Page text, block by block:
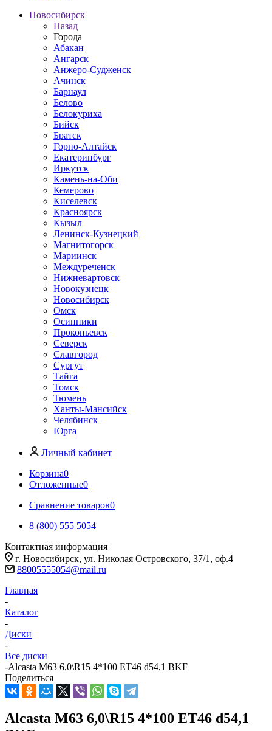
Новосибирск
Назад
Города
Абакан
Ангарск
Анжеро-Судженск
Ачинск
Барнаул
Белово
Белокуриха
Бийск
Братск
Горно-Алтайск
Екатеринбург
Иркутск
Камень-на-Оби
Кемерово
Киселевск
Красноярск
Кызыл
Ленинск-Кузнецкий
Магнитогорск
Мариинск
Междуреченск
Нижневартовск
Новокузнецк
Новосибирск
Омск
Осинники
Прокопьевск
Северск
Славгород
Сургут
Тайга
Томск
Тюмень
Ханты-Мансийск
Челябинск
Юрга
Личный кабинет
Корзина0
Отложенные0
Сравнение товаров0
8 (800) 555 5054
Контактная информация
г. Новосибирск, ул. Николая Островского, 37/1, оф.4
88005555054@mail.ru
Главная
-
Каталог
-
Диски
-
Все диски
-Alcasta M63 6,0\R15 4*100 ET46 d54,1 BKF
Поделиться
Alcasta M63 6,0\R15 4*100 ET46 d54,1